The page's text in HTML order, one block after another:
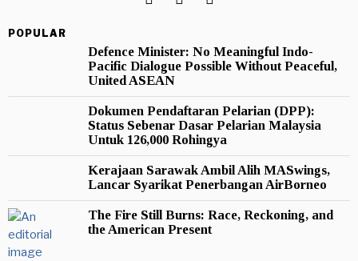
POPULAR
Defence Minister: No Meaningful Indo-
Pacific Dialogue Possible Without Peaceful,
United ASEAN
Dokumen Pendaftaran Pelarian (DPP):
Status Sebenar Dasar Pelarian Malaysia
Untuk 126,000 Rohingya
Kerajaan Sarawak Ambil Alih MASwings,
Lancar Syarikat Penerbangan AirBorneo
The Fire Still Burns: Race, Reckoning, and
the American Present